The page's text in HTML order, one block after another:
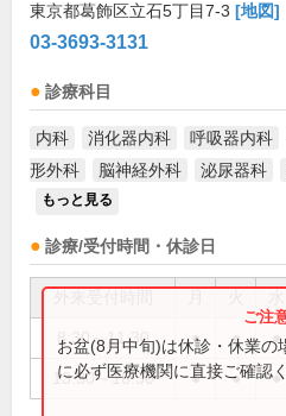
東京都葛飾区立石5丁目7-3 [地図]
03-3693-3131
診療科目
内科 消化器内科 呼吸器内科
形外科
脳神経外科 泌尿器科
もっと見る
診療/受付時間・休診日
8:30～11:30 ● ● ●
13:30～16:30 ● ● ●
お盆(8月中旬)は休診・休業の
に必ず医療機関に直接ご確認